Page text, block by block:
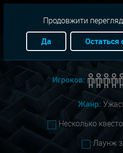
Город:
Игроков:
Жанр:
Несколько
Лаунж
Продовжити
Да
Остаться